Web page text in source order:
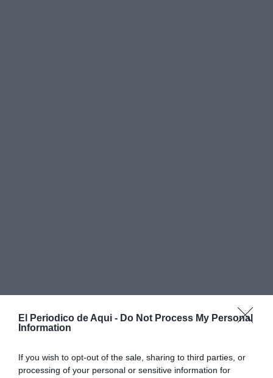
El Periodico de Aqui - Do Not Process My Personal
Information
If you wish to opt-out of the sale, sharing to third parties, or
processing of your personal or sensitive information for
alumnos podemos ganar a los grandes partidos